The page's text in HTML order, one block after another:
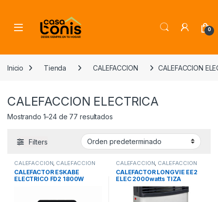
0
Inicio Tienda CALEFACCION CALEFACCION
CALEFACCION ELECTRICA
Mostrando 1–24 de 77 resultados
Filters
CALEFACCION, CALEFACCION
ELECTRICA
CALEFACTOR ESKABE
ELECTRICO FD2 1800W
CALEFACCION, CALEFACCION
ELECTRICA
CALEFACTOR LONGVIE EE2
ELEC 2000watts TIZA
TERMOSTATO TURBO-
CONVEC COL/APOY